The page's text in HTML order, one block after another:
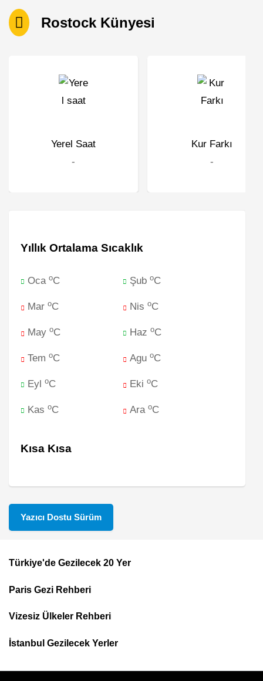
Rostock Künyesi
Yerel Saat
-
Kur Farkı
-
Yıllık Ortalama Sıcaklık
Oca oC ŞuboC
Mar oC NisoC
May oC HazoC
Tem oC AguoC
Eyl oC EkioC
Kas oC AraoC
Kısa Kısa
Yazıcı Dostu Sürüm
Footer
Top
Menu
Türkiye'de Gezilecek 20 Yer
Paris Gezi Rehberi
Vizesiz Ülkeler Rehberi
İstanbul Gezilecek Yerler